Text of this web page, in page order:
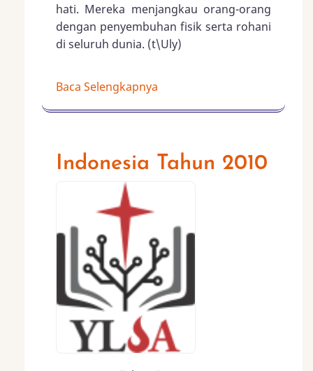
hati. Mereka menjangkau orang-orang
dengan penyembuhan fisik serta rohani
di seluruh dunia. (t\Uly)
Baca Selengkapnya
Indonesia Tahun 2010